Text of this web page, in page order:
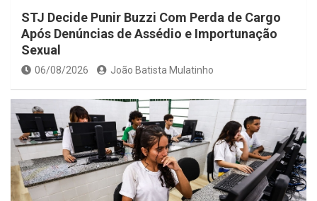
STJ Decide Punir Buzzi Com Perda de Cargo
Após Denúncias de Assédio e Importunação
Sexual
06/08/2026 João Batista Mulatinho